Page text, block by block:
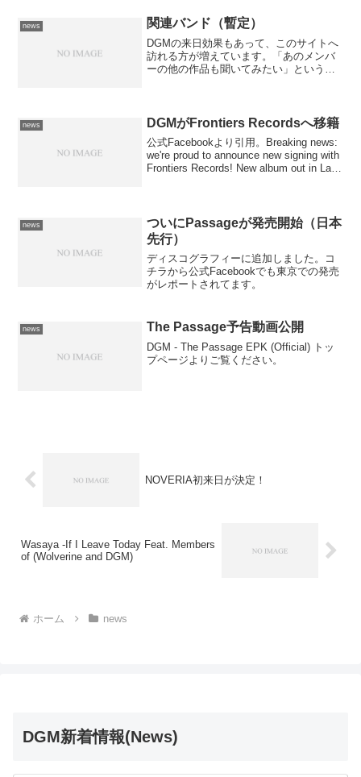
news 関連バンド（暫定）
DGMの来日効果もあって、このサイトへ
訪れる方が増えています。「あのメンバ
ーの他の作品も聞いてみたい」というご
DGMメンバー別に、現在...
news DGMがFrontiers Recordsへ移籍
公式Facebookより引用。Breaking news:
we're proud to announce new signing with
Frontiers Records! New album out in Late
news
ついにPassageが発売開始（日本
先行）
ディスコグラフィーに追加しました。コ
チラから公式Facebookでも東京での発売
がレポートされてます。
news The Passage予告動画公開
DGM - The Passage EPK (Official) トッ
プページよりご覧ください。
NOVERIA初来日が決定！
Wasaya -If I Leave Today Feat. Members
of (Wolverine and DGM)
ホーム news
DGM新着情報(News)